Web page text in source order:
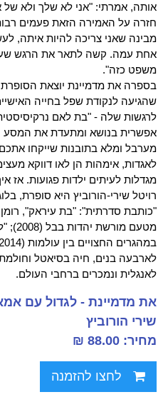
אותה, אמרתי: "אני לא שלך ולא
חזרה על האמירה הזאת פעמים
מבינה שאני צריכה להיות איתה,
אחת עמה. קשה לתאר את הרגש
משפט כזה".
בספרה את מדמיינת יוצאת הסופרת
שהגיעה לנקודת שפל בחייה
לרגשות שלה - "בת לאם
אפשרית בנושא ומתעדת את
מערבל ומלא בתובנות שייקחו
לאגדות, אימהות הן לאו דווקא
מגדלות לעיתים ילדות פגועות.
רויטל שירי-הורוביץ היא סופרת,
"כותבת סדרתית": "בת עיראק",
מטעם
לארבעה בנים, חיה בסיאטל
לאנגלית ונמכרים ברחבי העולם.
את מדמיינת - לגדול עם
שירי הורוביץ
מחיר: 88.00 ₪
לחצו להזמנה